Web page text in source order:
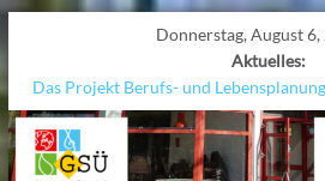
Donnerstag, August 6,
Aktuelles:
Das Projekt Berufs- und
UNESCO Stadtradeln „Grenzen
KCC-Workshop
Sicherheit auf den Wellen: Lehrkräfte